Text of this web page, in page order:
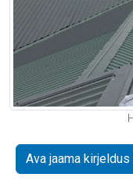
Ava jaama kirjeldus